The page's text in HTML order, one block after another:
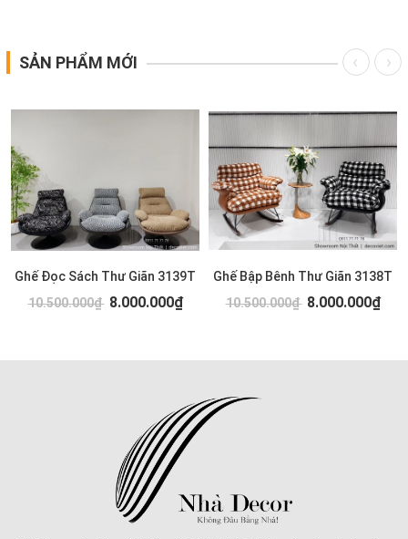
SẢN PHẨM MỚI
Ghế Đọc Sách Thư Giãn 3139T
10.500.000₫ 8.000.000₫
Ghế Bập Bênh Thư Giãn 3138T
10.500.000₫ 8.000.000₫